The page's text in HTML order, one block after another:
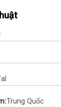
Trung Quốc